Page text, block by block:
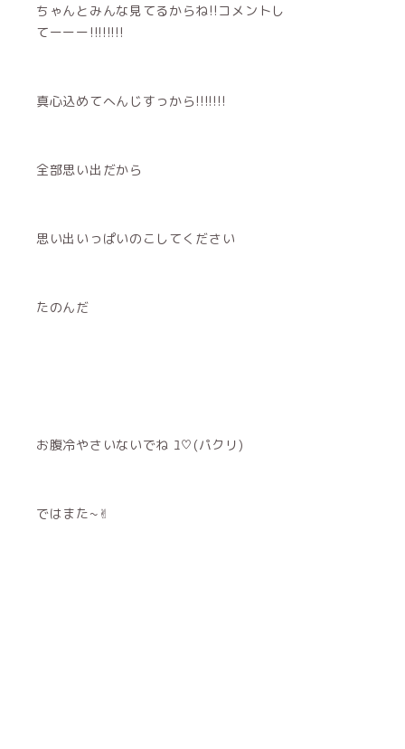
ちゃんとみんな見てるからね!!コメントし
てーーー!!!!!!!!
真心込めてへんじすっから!!!!!!!
全部思い出だから
思い出いっぱいのこしてください
たのんだ
お腹冷やさいないでね ﾕ♡(パクリ)
ではまた~✌︎